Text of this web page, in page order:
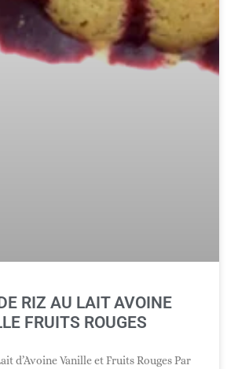
RIZ AU LAIT AVOINE
FRUITS ROUGES
d’Avoine Vanille et Fruits Rouges Par